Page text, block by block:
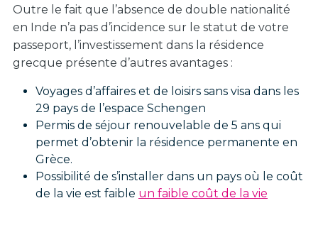
Outre le fait que l’absence de double nationalité
en Inde n’a pas d’incidence sur le statut de votre
passeport, l’investissement dans la résidence
grecque présente d’autres avantages :
Voyages d’affaires et de loisirs sans visa dans les
29 pays de l’espace Schengen
Permis de séjour renouvelable de 5 ans qui
permet d’obtenir la résidence permanente en
Grèce.
Possibilité de s’installer dans un pays où le coût
de la vie est faible un faible coût de la vie